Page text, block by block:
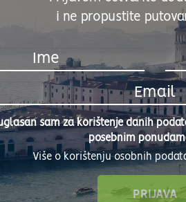
i ne propustite
sam za korištenje danih
posebnim
Više o korištenju osobnih